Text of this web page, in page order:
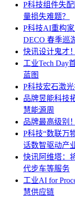
P科技组件失
量损失难题？
P科技AI重构
DECO 春季巡
快讯设计鬼才
工业Tech Day
蓝图
P科技宏石激
品牌昱能科技
慧能源周
品牌最高级别
P科技“数联万
话数智驱动产
快讯阿维塔：
代步车等服务
工业AI for
慧供应链